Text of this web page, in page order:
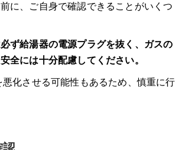
に、ご自身で確認できることがいくつ
ず給湯器の電源プラグを抜く、ガスの
全には十分配慮してください。
化させる可能性もあるため、慎重に行